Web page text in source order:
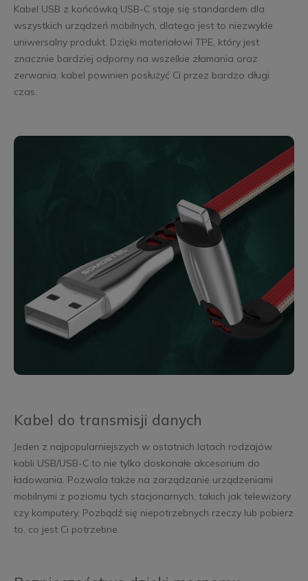
Kabel USB z końcówką USB-C staje się standardem dla
wszystkich urządzeń mobilnych, dlatego jest to niezwykle
uniwersalny produkt. Dzięki materiałowi TPE, który jest
znacznie bardziej odporny na wszelkie złamania oraz
zerwania, kabel powinien posłużyć Ci przez bardzo długi
czas.
Kabel do transmisji danych
Jeden z najpopularniejszych w ostatnich latach rodzajów
kabli USB/USB-C to nie tylko doskonałe akcesorium do
ładowania. Pozwala także na zarządzanie urządzeniami
mobilnymi z poziomu tych stacjonarnych, takich jak telewizory
czy komputery. Pozbądź się niepotrzebnych rzeczy lub pobierz
to, co jest Ci potrzebne.